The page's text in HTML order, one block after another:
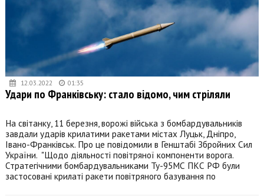
12.03.2022 01:35
Удари по Франківську: стало відомо, чим стріляли
На світанку, 11 березня, ворожі війська з бомбардувальників
завдали ударів крилатими ракетами містах Луцьк, Дніпро,
Івано-Франківськ. Про це повідомили в Генштабі Збройних Сил
України. "Щодо діяльності повітряної компоненти ворога.
Стратегічними бомбардувальниками Ту-95МС ПКС РФ були
застосовані крилаті ракети повітряного базування по